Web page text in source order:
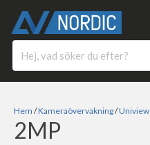
Hem /Kameraövervakning/Uniview
2MP